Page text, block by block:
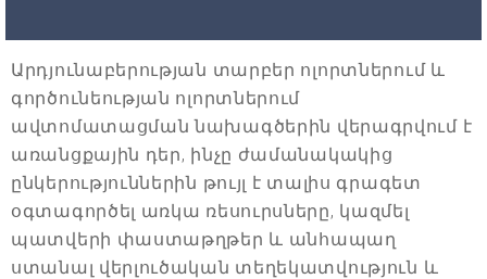
Արդյունաբերության տարբեր ոլորտներում և
գործունեության ոլորտներում
ավտոմատացման նախագծերին վերագրվում է
առանցքային դեր, ինչը ժամանակակից
ընկերություններին թույլ է տալիս գրագետ
օգտագործել առկա ռեսուրսները, կազմել
պատվերի փաստաթղթեր և անհապաղ
ստանալ վերլուծական տեղեկատվություն և